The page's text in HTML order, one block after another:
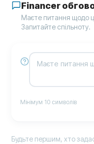
Financer
Маєте питання щодо
Запитайте спільноту.
Мінімум 10 символів
Будьте першим, хто